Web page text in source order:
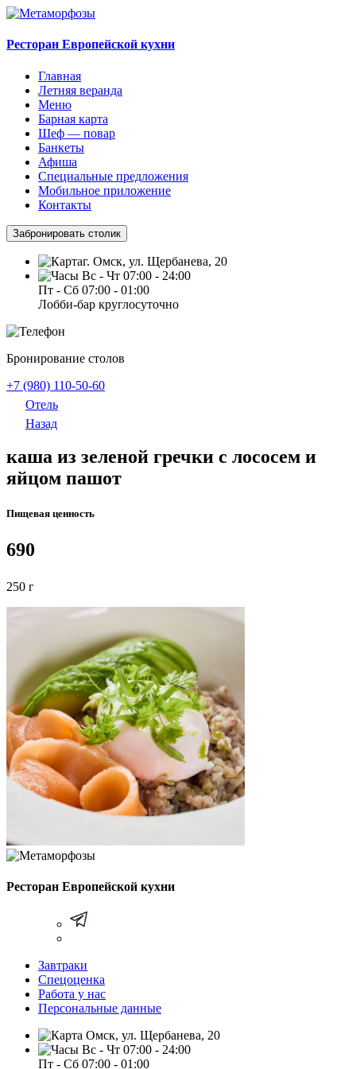
Ресторан Европейской кухни
Главная
Летняя веранда
Меню
Барная карта
Шеф — повар
Банкеты
Афиша
Специальные предложения
Мобильное приложение
Контакты
Забронировать столик
г. Омск, ул. Щербанева, 20
Вс - Чт 07:00 - 24:00
Пт - Сб 07:00 - 01:00
Лобби-бар круглосуточно
Бронирование столов
+7 (980) 110-50-60
Отель
Назад
каша из зеленой гречки с лососем и
яйцом пашот
Пищевая ценность
690
250 г
Ресторан Европейской кухни
Завтраки
Спецоценка
Работа у нас
Персональные данные
Омск, ул. Щербанева, 20
Вс - Чт 07:00 - 24:00
Пт - Сб 07:00 - 01:00